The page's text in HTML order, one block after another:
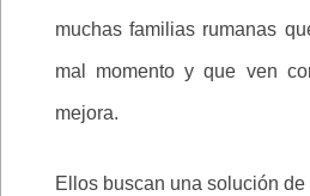
muchas familias rumanas
mal momento y que ven
mejora.
Ellos buscan una solución